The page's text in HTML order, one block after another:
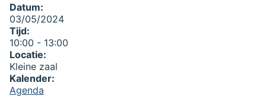
Datum:
03/05/2024
Tijd:
10:00 - 13:00
Locatie:
Kleine zaal
Kalender:
Agenda